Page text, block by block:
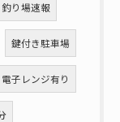
釣り場速報
鍵付き駐車場
電子レンジ有り